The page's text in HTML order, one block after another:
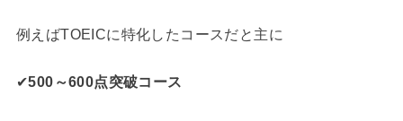
例えばTOEICに特化したコースだと主に
✔500～600点突破コース